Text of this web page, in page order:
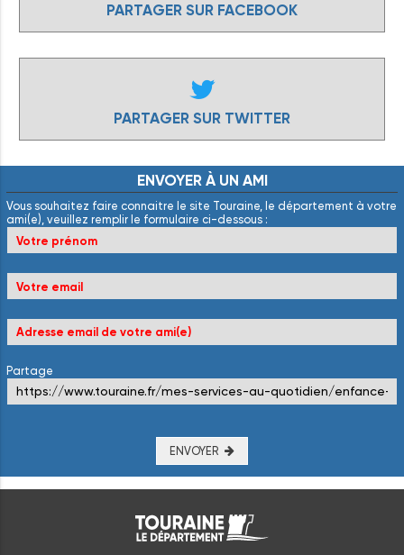
PARTAGER SUR FACEBOOK
PARTAGER SUR TWITTER
ENVOYER À UN AMI
Vous souhaitez faire connaitre le site Touraine, le département à votre
ami(e), veuillez remplir le formulaire ci-dessous :
Partage
ENVOYER